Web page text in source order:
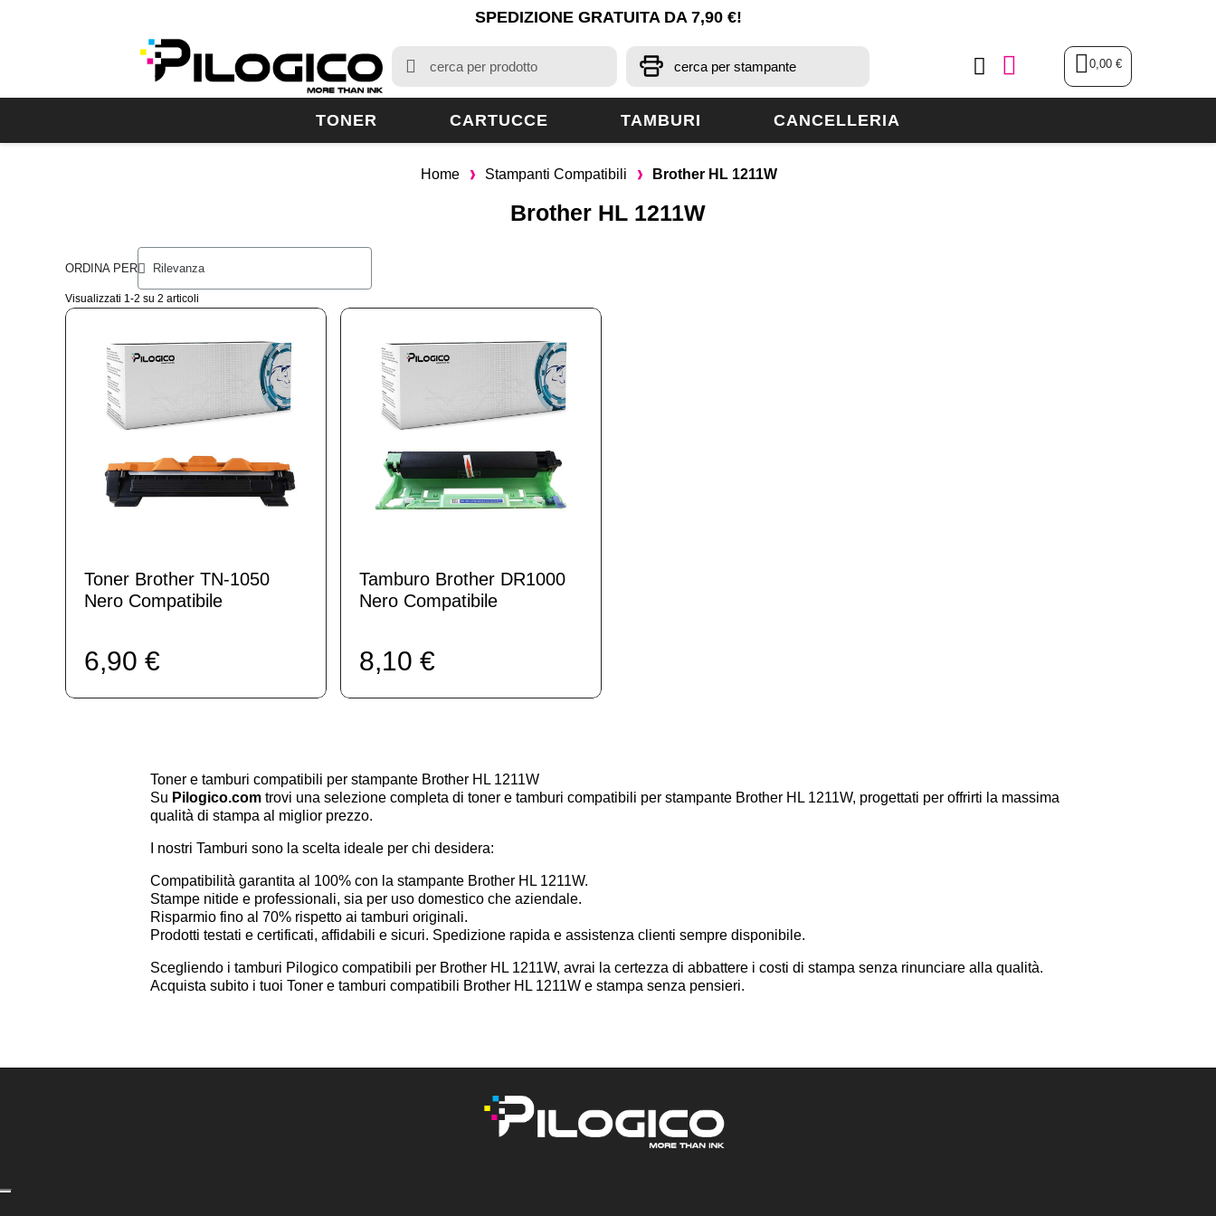
SPEDIZIONE GRATUITA DA 7,90 €!
0,00 €
TONER CARTUCCE TAMBURI CANCELLERIA
Home Stampanti Compatibili Brother HL 1211W
Brother HL 1211W
ORDINA PER
Visualizzati 1-2 su 2 articoli
Toner Brother TN-1050
Nero Compatibile
6,90 €
Tamburo Brother DR1000
Nero Compatibile
8,10 €
Toner e tamburi compatibili per stampante Brother HL 1211W
Su Pilogico.com trovi una selezione completa di toner e tamburi compatibili per stampante Brother HL 1211W, progettati per offrirti la massima
qualità di stampa al miglior prezzo.
I nostri Tamburi sono la scelta ideale per chi desidera:
Compatibilità garantita al 100% con la stampante Brother HL 1211W.
Stampe nitide e professionali, sia per uso domestico che aziendale.
Risparmio fino al 70% rispetto ai tamburi originali.
Prodotti testati e certificati, affidabili e sicuri. Spedizione rapida e assistenza clienti sempre disponibile.
Scegliendo i tamburi Pilogico compatibili per Brother HL 1211W, avrai la certezza di abbattere i costi di stampa senza rinunciare alla qualità.
Acquista subito i tuoi Toner e tamburi compatibili Brother HL 1211W e stampa senza pensieri.